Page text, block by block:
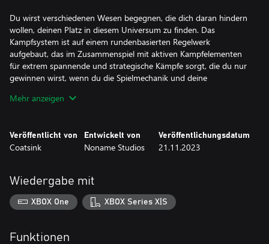
Du wirst verschiedenen Wesen begegnen, die dich daran hindern
wollen, deinen Platz in diesem Universum zu finden. Das
Kampfsystem ist auf einem rundenbasierten Regelwerk
aufgebaut, das im Zusammenspiel mit aktiven Kampfelementen
für extrem spannende und strategische Kämpfe sorgt, die du nur
gewinnen wirst, wenn du die Spielmechanik und deine
durch abstrakte Orte, um deiner Transzendenz Schritt um Schritt
näher zu kommen.
Wachse, um zu überleben
- Werte deine Fähigkeiten durch einen komplexen und
bereichernden Talentbaum auf.
- Mach dich bereit: Behaupte dich in aktiven, rundenbasierten
um deine Gegner zu vernichten.
Mehr anzeigen
Veröffentlicht von
Coatsink
Entwickelt von
Noname Studios
Veröffentlichungsdatum
21.11.2023
Wiedergabe mit
XBOX One XBOX Series X|S
Funktionen